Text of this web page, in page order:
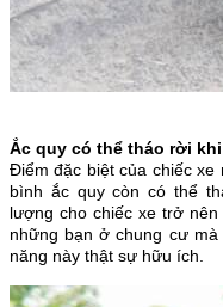
Ắc quy có thể tháo rời
Điểm đặc biệt của chiếc xe
bình ắc quy còn có thể
lượng cho chiếc xe trở
những bạn ở chung cư
năng này thật sự hữu ích.